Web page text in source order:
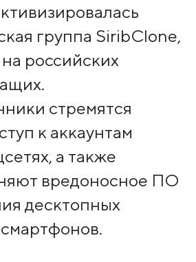
группа SiribClone,
российских
стремятся
к аккаунтам
а также
вредоносное ПО
десктопных